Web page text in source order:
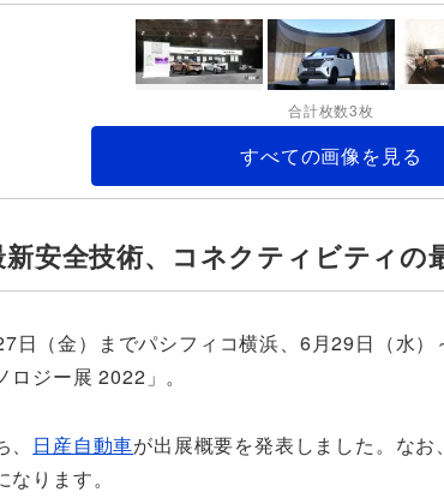
合計枚数3枚
すべての画像を見る
安全技術、コネクティビティの
日（金）までパシフィコ横浜、6月29日（水
ジー展 2022」。
日産自動車が出展概要を発表しました。な
ります。